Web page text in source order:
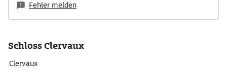
Fehler melden
Schloss Clervaux
Clervaux